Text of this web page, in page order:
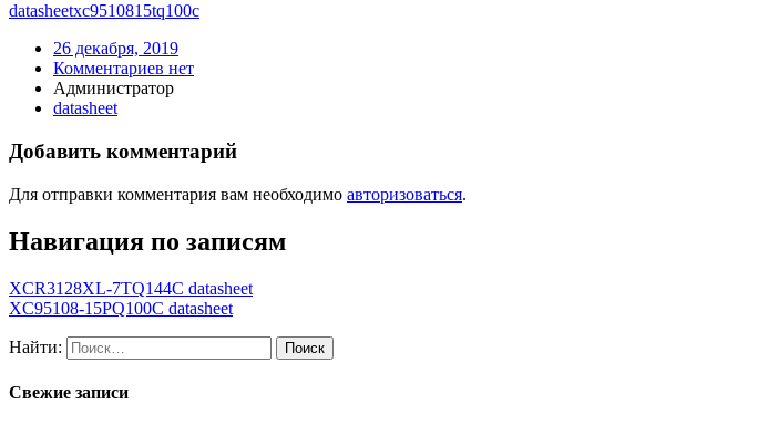
datasheetxc9510815tq100c
26 декабря, 2019
Комментариев нет
Администратор
datasheet
Добавить комментарий
Для отправки комментария вам необходимо авторизоваться.
Навигация по записям
XCR3128XL-7TQ144C datasheet
XC95108-15PQ100C datasheet
Найти:
Свежие записи